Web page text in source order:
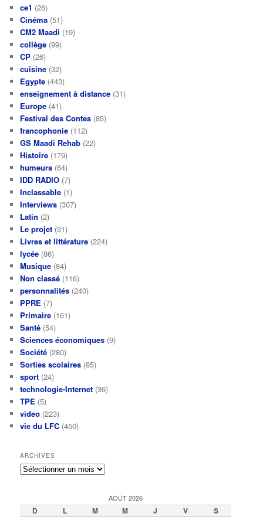
ce1 (26)
Cinéma (51)
CM2 Maadi (19)
collège (99)
CP (26)
cuisine (32)
Egypte (443)
enseignement à distance (31)
Europe (41)
Festival des Contes (85)
francophonie (112)
GS Maadi Rehab (22)
Histoire (179)
humeurs (64)
IDD RADIO (7)
Inclassable (1)
Interviews (307)
Latin (2)
Le projet (31)
Livres et littérature (224)
lycée (86)
Musique (84)
Non classé (116)
personnalités (240)
PPRE (7)
Primaire (161)
Santé (54)
Sciences économiques (9)
Société (280)
Sorties scolaires (85)
sport (24)
technologie-Internet (36)
TPE (5)
video (223)
vie du LFC (450)
ARCHIVES
Archives
AOÛT 2026
D L M M J V S